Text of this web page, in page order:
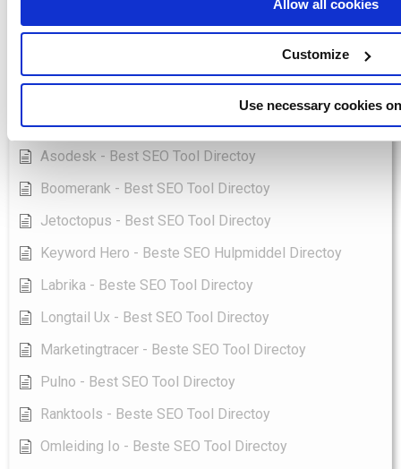
Allow all cookies
Customize
Use necessary cookies
Hoeveel moet SEO kosten?
Hoe Trefwoorden Toevoegen In Seo Yoast
Toon alle artikelen( 96 )
Asodesk - Best SEO Tool Directoy
Boomerank - Best SEO Tool Directoy
Jetoctopus - Best SEO Tool Directoy
Keyword Hero - Beste SEO Hulpmiddel Directoy
Labrika - Beste SEO Tool Directoy
Longtail Ux - Best SEO Tool Directoy
Marketingtracer - Beste SEO Tool Directoy
Pulno - Best SEO Tool Directoy
Ranktools - Beste SEO Tool Directoy
Omleiding Io - Beste SEO Tool Directoy